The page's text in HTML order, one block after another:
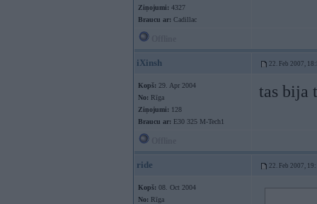
Ziņojumi: 4327
Braucu ar: Cadillac
iXinsh 22. Feb 2007,
Kopš: 29. Apr 2004
No: Rīga
Ziņojumi: 128
Braucu ar: E30 325 M-Tech1
tas bija
ride 22. Feb 2007,
Kopš: 08. Oct 2004
No: Rīga